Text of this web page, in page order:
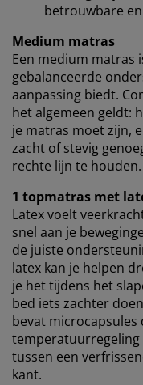
betrouwbare
Medium matras
Een medium matras
gebalanceerde
aanpassing biedt.
het algemeen geldt:
je matras moet zijn,
zacht of stevig
rechte lijn te houden.
1 topmatras met
Latex voelt
snel aan je
de juiste
latex kan je helpen
je het tijdens het
bed iets zachter
bevat microcapsules
temperatuurregeling
tussen een
kant.
Wanneer je
browsergegevens met
Google, Meta en Tiktok)
vaste advertenties. Je
doeleinden via
moment intrekken
klikken. Door op ''Alles
akkoord met alle drie
onzeverzameling en
persoonsgegevensen